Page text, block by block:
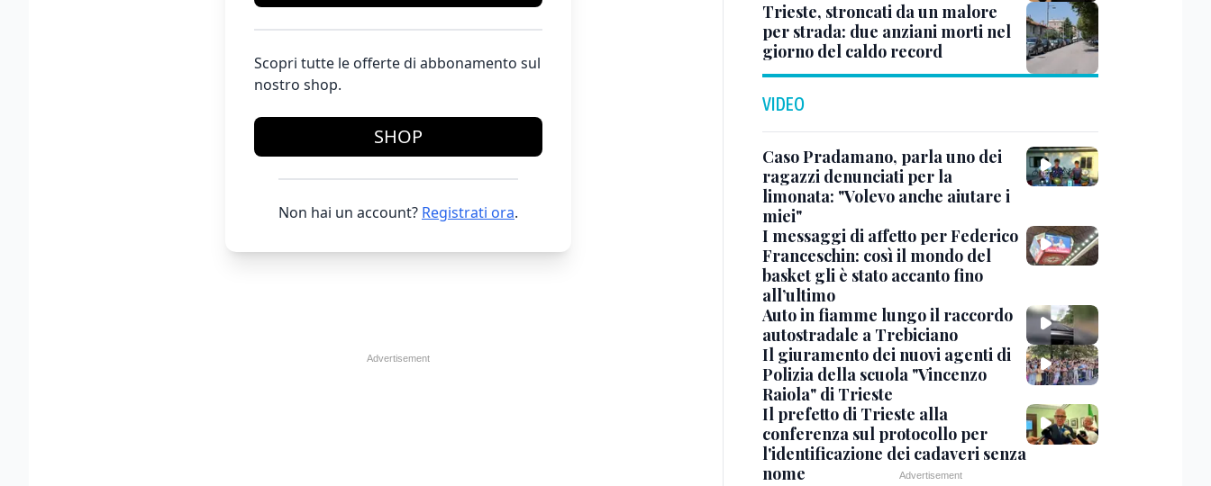
Scopri tutte le offerte di abbonamento sul
nostro shop.
SHOP
Non hai un account? Registrati ora.
Trieste, stroncati da un malore
per strada: due anziani morti nel
giorno del caldo record
VIDEO
Caso Pradamano, parla uno dei
ragazzi denunciati per la
limonata: "Volevo anche aiutare i
miei"
I messaggi di affetto per Federico
Franceschin: così il mondo del
basket gli è stato accanto fino
all’ultimo
Auto in fiamme lungo il raccordo
autostradale a Trebiciano
Il giuramento dei nuovi agenti di
Polizia della scuola "Vincenzo
Raiola" di Trieste
Il prefetto di Trieste alla
conferenza sul protocollo per
l'identificazione dei cadaveri senza
nome